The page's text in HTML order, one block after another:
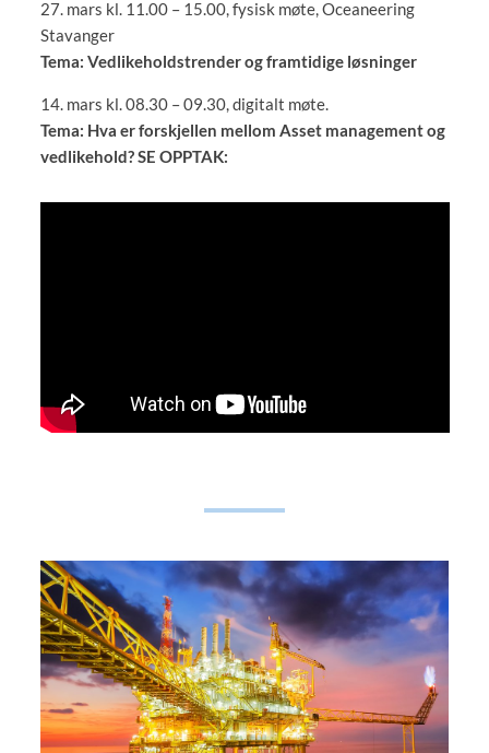
27. mars kl. 11.00 – 15.00, fysisk møte, Oceaneering
Stavanger
Tema: Vedlikeholdstrender og framtidige løsninger
14. mars kl. 08.30 – 09.30, digitalt møte.
Tema: Hva er forskjellen mellom Asset management og
vedlikehold? SE OPPTAK: